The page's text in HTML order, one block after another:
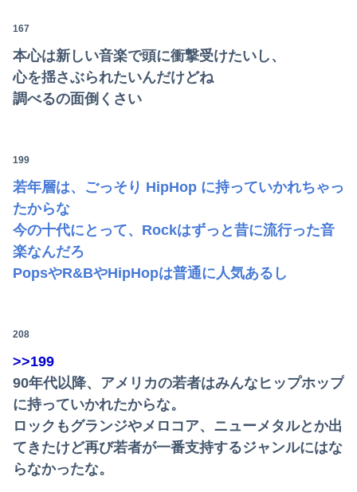
167
本心は新しい音楽で頭に衝撃受けたいし、
心を揺さぶられたいんだけどね
調べるの面倒くさい
199
若年層は、ごっそり HipHop に持っていかれちゃっ
たからな
今の十代にとって、Rockはずっと昔に流行った音
楽なんだろ
PopsやR&BやHipHopは普通に人気あるし
208
>>199
90年代以降、アメリカの若者はみんなヒップホップ
に持っていかれたからな。
ロックもグランジやメロコア、ニューメタルとか出
てきたけど再び若者が一番支持するジャンルにはな
らなかったな。